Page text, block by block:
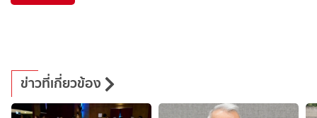
ข่าวที่เกี่ยวข้อง